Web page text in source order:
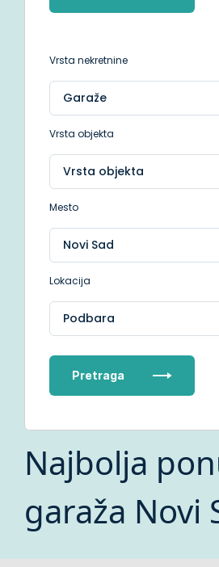
Vrsta nekretnine
Vrsta objekta
Mesto
Lokacija
Podbara
Pretraga
Najbolja
garaža Novi